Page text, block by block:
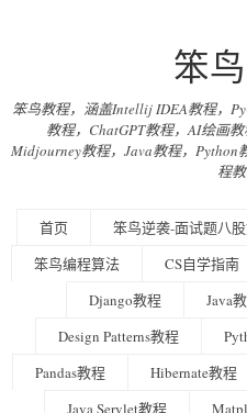
笨
笨鸟教程，涵盖Intellij IDEA教程，
教程，ChatGPT教程，AI绘画
Midjourney教程，Java教程，
程教
首页 笨鸟逆袭-面试题八
笨鸟编程算法
CS自学指南
Django教程
Java
Design Patterns教程
Pandas教程
Hibernate教程
Java Servlet教程